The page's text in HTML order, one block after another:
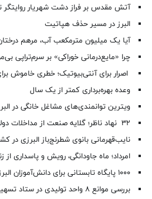
آتش مقدس بر فراز دشت شهریار روایتگر
البرز در مسیر حذف هپاتیت
آیا یک میلیون مترمکعب آب، مرهم
چرا «مایع‌درمانی خوراکی» بر سرم‌تراپی
اصرار برای آنتی‌بیوتیک؛ خطری خاموش
وعده بهره‌برداری کمتر از یک سال
ویترین توانمندی‌های مشاغل خانگی در
۳۲ نهاد ناظر؛ گلایه صنعت از مداخلات دولتی
نایب‌قهرمانی بانوی شطرنج‌باز البرزی در
امرداد؛ ماه جاودانگی، رویش و پاسداری از
۱۰۰۰ پایگاه تابستانی برای دانش‌آموزان البرزی راه اندازی شد
بررسی موانع ۸ واحد تولیدی در ستاد تسهیل البرز